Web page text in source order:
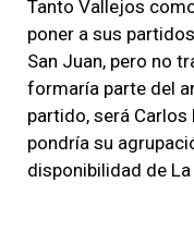
Tanto Vallejos
poner a sus
San Juan, pero no
formaría parte del
partido, será
pondría su
disponibilidad de